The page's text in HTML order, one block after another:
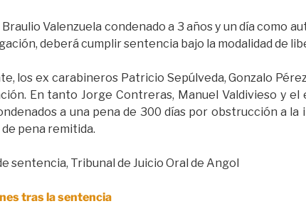
Valenzuela condenado a 3 años y un día como
deberá cumplir sentencia bajo la modalidad de
los ex carabineros Patricio Sepúlveda, Gonzalo
En tanto Jorge Contreras, Manuel Valdivieso y
a una pena de 300 días por obstrucción a
de pena remitida.
sentencia, Tribunal de Juicio Oral de Angol
tras la sentencia